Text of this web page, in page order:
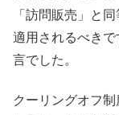
「訪問販売」と
適用されるべき
言でした。
クーリングオフ制